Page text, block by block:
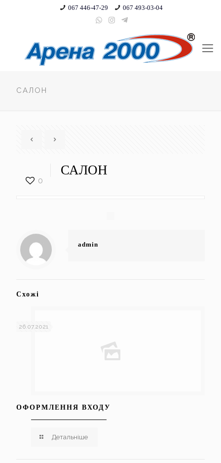
067 446-47-29 067 493-03-04
САЛОН
0
САЛОН
admin
Схожі
26.07.2021
ОФОРМЛЕННЯ ВХОДУ
Детальніше